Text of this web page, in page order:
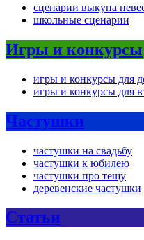
сценарии выкупа
школьные сценарии
Игры и конкурсы
игры и конкурсы для
игры и конкурсы для
Частушки
частушки на свадьбу
частушки к юбилею
частушки про тещу
деревенские частушки
Статьи